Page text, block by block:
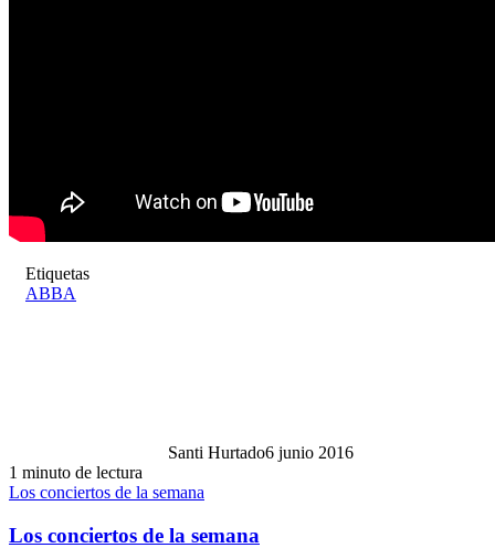
Etiquetas
ABBA
Santi Hurtado6 junio 2016
1 minuto de lectura
Los conciertos de la semana
Los conciertos de la semana